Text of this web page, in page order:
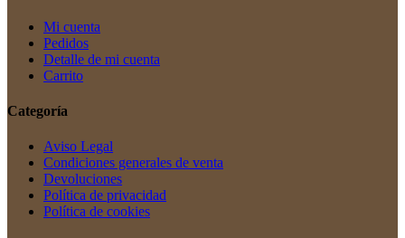
Mi cuenta
Pedidos
Detalle de mi cuenta
Carrito
Categoría
Aviso Legal
Condiciones generales de venta
Devoluciones
Política de privacidad
Política de cookies